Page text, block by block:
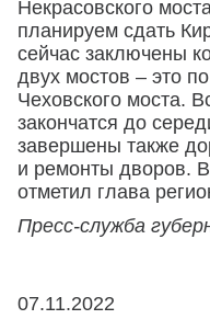
Некрасовского
планируем сдать
сейчас заключены
двух мостов – это
Чеховского моста.
закончатся до
завершены также
и ремонты дворов.
отметил глава
Пресс-служба
07.11.2022